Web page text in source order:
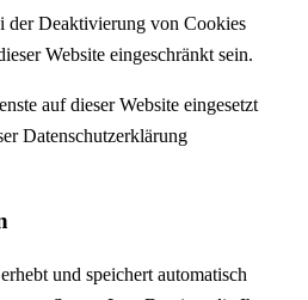
der Deaktivierung von Cookies
Website eingeschränkt sein.
auf dieser Website eingesetzt
Datenschutzerklärung
und speichert automatisch